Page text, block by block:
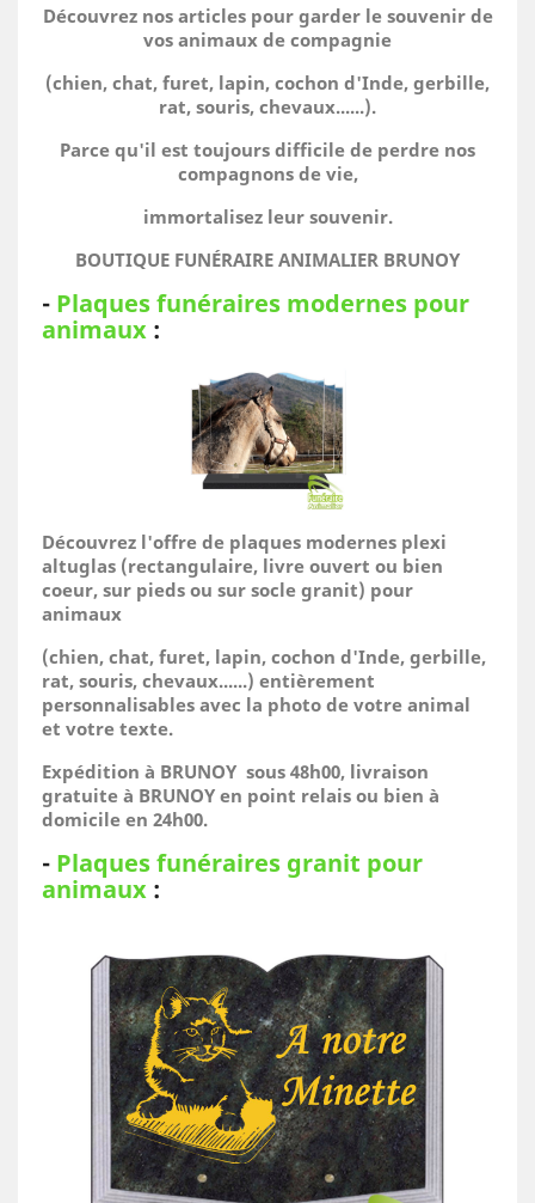
Découvrez nos articles pour garder le souvenir de
vos animaux de compagnie
(chien, chat, furet, lapin, cochon d'Inde, gerbille,
rat, souris, chevaux......).
Parce qu'il est toujours difficile de perdre nos
compagnons de vie,
immortalisez leur souvenir.
BOUTIQUE FUNÉRAIRE ANIMALIER BRUNOY
- Plaques funéraires modernes pour
animaux :
Découvrez l'offre de plaques modernes plexi
altuglas (rectangulaire, livre ouvert ou bien
coeur, sur pieds ou sur socle granit) pour
animaux
(chien, chat, furet, lapin, cochon d'Inde, gerbille,
rat, souris, chevaux......) entièrement
personnalisables avec la photo de votre animal
et votre texte.
Expédition à BRUNOY sous 48h00, livraison
gratuite à BRUNOY en point relais ou bien à
domicile en 24h00.
- Plaques funéraires granit pour
animaux :